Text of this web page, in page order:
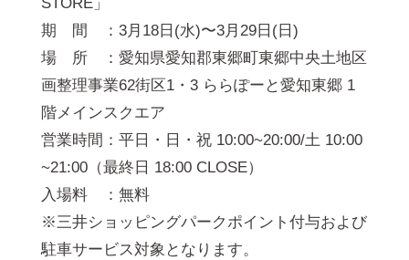
STORE」
期 間 ：3月18日(水)〜3月29日(日)
場 所 ：愛知県愛知郡東郷町東郷中央土地区
画整理事業62街区1・3 ららぽーと愛知東郷 1
階メインスクエア
営業時間：平日・日・祝 10:00~20:00/土 10:00
~21:00（最終日 18:00 CLOSE）
入場料 ：無料
※三井ショッピングパークポイント付与および
駐車サービス対象となります。